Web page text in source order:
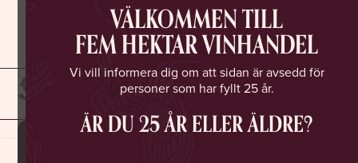
VÄLKOMMEN TILL
FEM HEKTAR VINHANDEL
Vi vill informera dig om att sidan är avsedd för
personer som har fyllt 25 år.
ÄR DU 25 ÅR ELLER ÄLDRE?